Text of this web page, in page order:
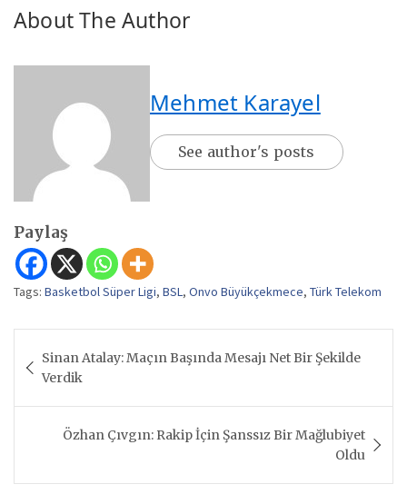
About The Author
Mehmet Karayel
See author's posts
Paylaş
Tags: Basketbol Süper Ligi, BSL, Onvo Büyükçekmece, Türk Telekom
gezinmesi
Sinan Atalay: Maçın Başında Mesajı Net Bir Şekilde
Verdik
Özhan Çıvgın: Rakip İçin Şanssız Bir Mağlubiyet
Oldu